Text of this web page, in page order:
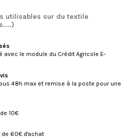
utilisables sur du textile
avec le module du Crédit Agricole E-
48h max et remise à la poste pour une
10€
de 60€ d'achat